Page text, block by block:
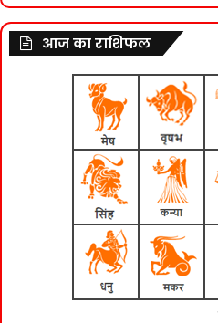
आज का राशिफल